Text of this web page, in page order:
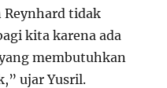
Reynhard tidak
kita karena ada
membutuhkan
ujar Yusril.